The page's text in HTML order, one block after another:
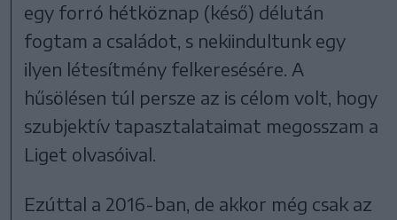
egy forró hétköznap (késő) délután
fogtam a családot, s nekiindultunk egy
ilyen létesítmény felkeresésére. A
hűsölésen túl persze az is célom volt, hogy
szubjektív tapasztalataimat megosszam a
Liget olvasóival.
Ezúttal a 2016-ban, de akkor még csak az